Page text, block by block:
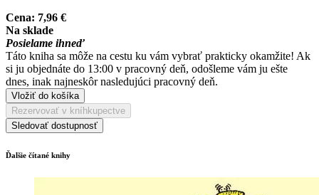
Cena: 7,96 €
Na sklade
Posielame ihneď
Táto kniha sa môže na cestu ku vám vybrať prakticky okamžite! Ak
si ju objednáte do 13:00 v pracovný deň, odošleme vám ju ešte
dnes, inak najneskôr nasledujúci pracovný deň.
Vložiť do košíka
Rezervovať v kníhkupectve
Sledovať dostupnosť
Ďalšie čítané knihy